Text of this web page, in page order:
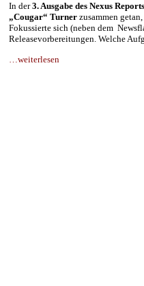
In der3. Ausgabe des Nexus Reports
„Cougar“ Turner zusammen
Fokussierte sich (neben dem
Releasevorbereitungen. Welche
…weiterlesen